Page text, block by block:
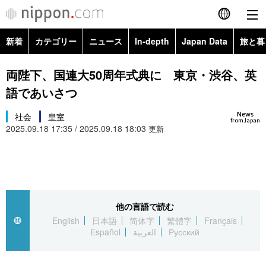
English
简体字
Русский
カテゴリー
国際
社会
アーカイブ
Japan Data
旅と暮らし
新着 カテゴリー ニュース In-depth Japan Data 旅と
政治・外交
経済・ビジネス
国際・海外
文化
科学・技術
暮らし
Topics
両陛下、国連大50周年式典に 東京・渋谷、英
語であいさつ
News
from Japan
社会
皇室
2025.09.18 17:35 / 2025.09.18 18:03 更新
他の言語で読む
English
日本語 简体字 繁體字
Français
Español
العربية Русский